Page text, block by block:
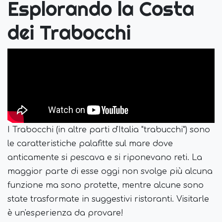
Esplorando la Costa
dei Trabocchi
I Trabocchi (in altre parti d'Italia "trabucchi") sono
le caratteristiche palafitte sul mare dove
anticamente si pescava e si riponevano reti. La
maggior parte di esse oggi non svolge più alcuna
funzione ma sono protette, mentre alcune sono
state trasformate in suggestivi ristoranti. Visitarle
è un'esperienza da provare!